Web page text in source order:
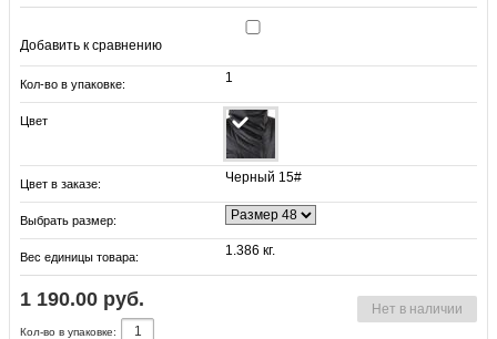
Добавить к сравнению
Кол-во в упаковке: 1
Цвет
Цвет в заказе: Черный 15#
Выбрать размер:
Вес единицы товара: 1.386 кг.
1 190.00 руб. Нет в наличии
Кол-во в упаковке: